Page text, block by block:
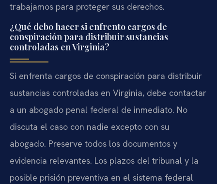
trabajamos para proteger sus derechos.
¿Qué debo hacer si enfrento cargos de
conspiración para distribuir sustancias
controladas en Virginia?
Si enfrenta cargos de conspiración para distribuir
sustancias controladas en Virginia, debe contactar
a un abogado penal federal de inmediato. No
discuta el caso con nadie excepto con su
abogado. Preserve todos los documentos y
evidencia relevantes. Los plazos del tribunal y la
posible prisión preventiva en el sistema federal